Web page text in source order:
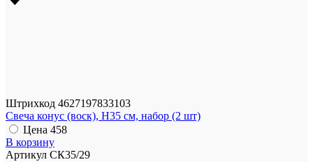
Штрихкод 4627197833103
Свеча конус (воск), H35 см, набор (2 шт)
Цена 458
В корзину
Артикул СК35/29